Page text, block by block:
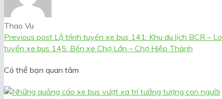
Thao Vu
Previous post Lộ trình tuyến xe bus 141: Khu du lịch BCR –
tuyến xe bus 145: Bến xe Chợ Lớn – Chợ Hiệp Thành
Có thể bạn quan tâm